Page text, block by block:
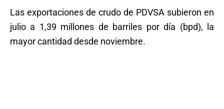
Las exportaciones de crudo de PDVSA subieron en
julio a 1,39 millones de barriles por día (bpd), la
mayor cantidad desde noviembre.